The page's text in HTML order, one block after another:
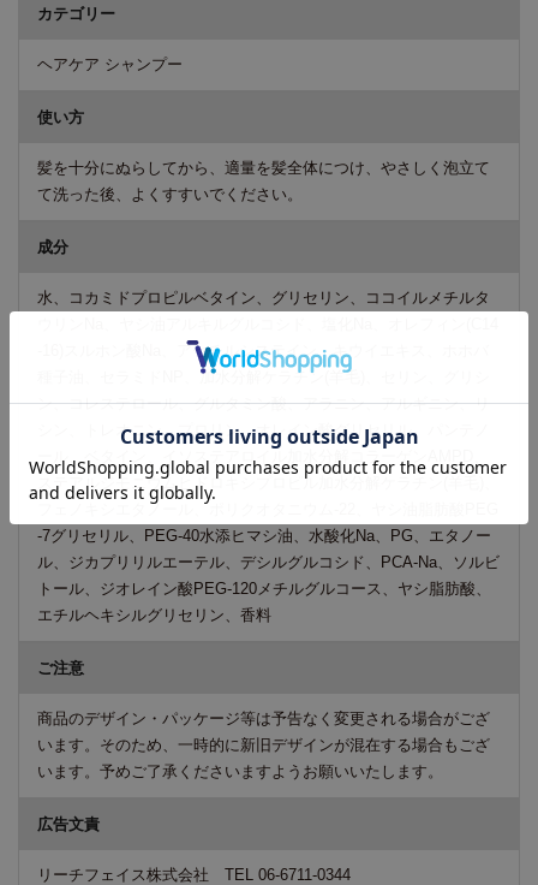
カテゴリー
ヘアケア シャンプー
使い方
髪を十分にぬらしてから、適量を髪全体につけ、やさしく泡立て
て洗った後、よくすすいでください。
成分
水、コカミドプロピルベタイン、グリセリン、ココイルメチルタ
-16)スルホン酸Na、アセチルシステイン、キウイエキス、ホホバ
種子油、セラミドNP、加水分解ケラチン(羊毛)、セリン、グリシ
ン、コレステロール、グルタミン酸、アラニン、アルギニン、リ
シン、トレオニン、プロリン、オレイン酸グリセリル、パンテノ
ステアルジモニウムヒドロキシプロピル加水分解ケラチン(羊毛)、
フェノキシエタノール、ポリクオタニウム-22、ヤシ油脂肪酸PEG
-7グリセリル、PEG-40水添ヒマシ油、水酸化Na、PG、エタノー
ル、ジカプリリルエーテル、デシルグルコシド、PCA-Na、ソルビ
トール、ジオレイン酸PEG-120メチルグルコース、ヤシ脂肪酸、
エチルヘキシルグリセリン、香料
ご注意
商品のデザイン・パッケージ等は予告なく変更される場合がござ
います。そのため、一時的に新旧デザインが混在する場合もござ
います。予めご了承くださいますようお願いいたします。
広告文責
リーチフェイス株式会社 TEL 06-6711-0344